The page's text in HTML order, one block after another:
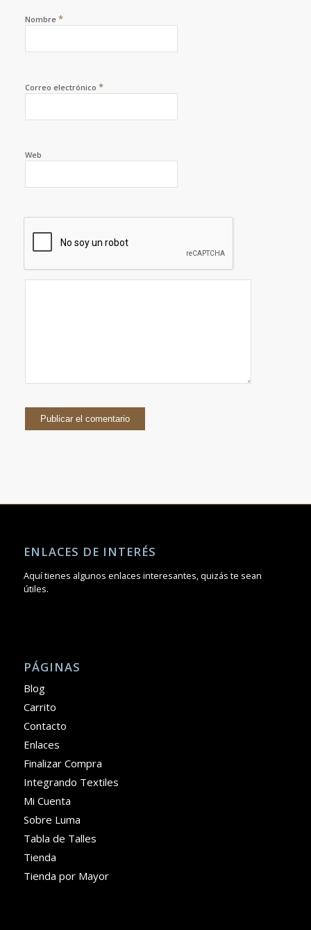
Nombre *
Correo electrónico *
Web
ENLACES DE INTERÉS
Aquí tienes algunos enlaces interesantes, quizás te sean
útiles.
PÁGINAS
Blog
Carrito
Contacto
Enlaces
Finalizar Compra
Integrando Textiles
Mi Cuenta
Sobre Luma
Tabla de Talles
Tienda
Tienda por Mayor